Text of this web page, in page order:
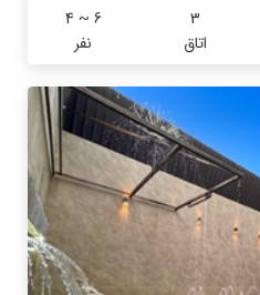
3
اتاق
4 ~ 6
نفر